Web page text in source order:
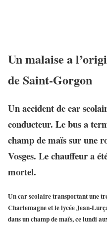
Un malaise a
de Saint-Gorgon
Un accident de car
conducteur. Le bus a
champ de maïs sur une
Vosges. Le chauffeur a
mortel.
Un car scolaire transportant une
Charlemagne et le lycée Jean-
dans un champ de maïs, ce lundi